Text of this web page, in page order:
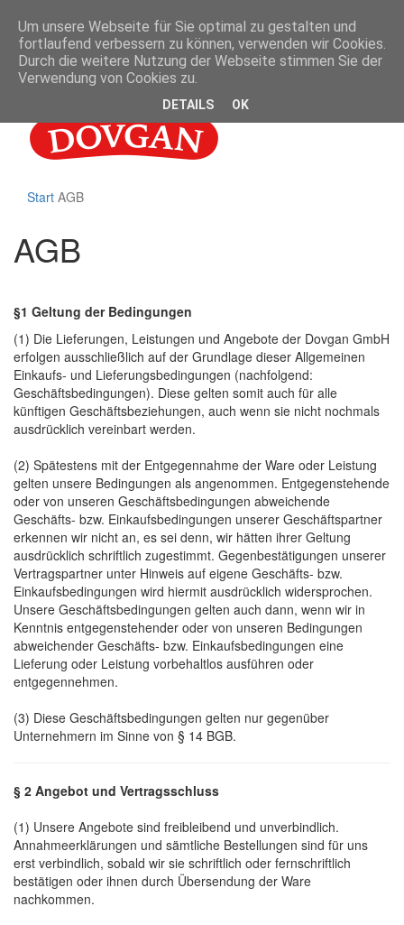
Anmelden
Zinkhüttenweg 6, 22113 Hamburg
+49 40 284 41 30
Start AGB
AGB
§1 Geltung der Bedingungen
(1) Die Lieferungen, Leistungen und Angebote der Dovgan GmbH
erfolgen ausschließlich auf der Grundlage dieser Allgemeinen
Einkaufs- und Lieferungsbedingungen (nachfolgend:
Geschäftsbedingungen). Diese gelten somit auch für alle
künftigen Geschäftsbeziehungen, auch wenn sie nicht nochmals
ausdrücklich vereinbart werden.
(2) Spätestens mit der Entgegennahme der Ware oder Leistung
gelten unsere Bedingungen als angenommen. Entgegenstehende
oder von unseren Geschäftsbedingungen abweichende
Geschäfts- bzw. Einkaufsbedingungen unserer Geschäftspartner
erkennen wir nicht an, es sei denn, wir hätten ihrer Geltung
ausdrücklich schriftlich zugestimmt. Gegenbestätigungen unserer
Vertragspartner unter Hinweis auf eigene Geschäfts- bzw.
Einkaufsbedingungen wird hiermit ausdrücklich widersprochen.
Unsere Geschäftsbedingungen gelten auch dann, wenn wir in
Kenntnis entgegenstehender oder von unseren Bedingungen
abweichender Geschäfts- bzw. Einkaufsbedingungen eine
Lieferung oder Leistung vorbehaltlos ausführen oder
entgegennehmen.
(3) Diese Geschäftsbedingungen gelten nur gegenüber
Unternehmern im Sinne von § 14 BGB.
§ 2 Angebot und Vertragsschluss
(1) Unsere Angebote sind freibleibend und unverbindlich.
Annahmeerklärungen und sämtliche Bestellungen sind für uns
erst verbindlich, sobald wir sie schriftlich oder fernschriftlich
bestätigen oder ihnen durch Übersendung der Ware
nachkommen.
Um unsere Webseite für Sie optimal zu gestalten und
fortlaufend verbessern zu können, verwenden wir Cookies.
Durch die weitere Nutzung der Webseite stimmen Sie der
Verwendung von Cookies zu.
DETAILS OK